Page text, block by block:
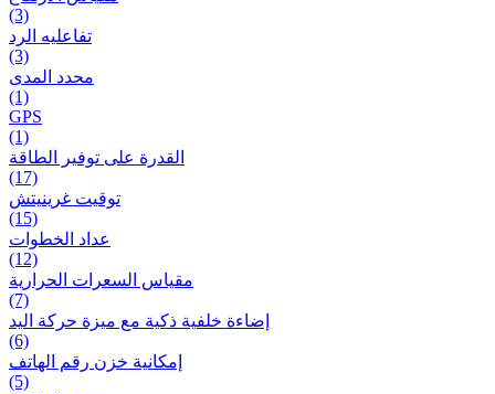
(3)
تفاعلیه الرد
(3)
محدد المدى
(1)
GPS
(1)
القدرة على توفير الطاقة
(17)
توقيت غرينيتش
(15)
عداد الخطوات
(12)
مقیاس السعرات الحرارية
(7)
إضاءة خلفية ذكية مع ميزة حرکة اليد
(6)
إمكانية خزن رقم الهاتف
(5)